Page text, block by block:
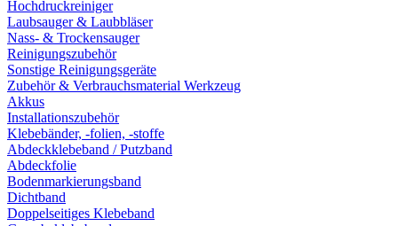
Hochdruckreiniger
Laubsauger & Laubbläser
Nass- & Trockensauger
Reinigungszubehör
Sonstige Reinigungsgeräte
Zubehör & Verbrauchsmaterial Werkzeug
Akkus
Installationszubehör
Klebebänder, -folien, -stoffe
Abdeckklebeband / Putzband
Abdeckfolie
Bodenmarkierungsband
Dichtband
Doppelseitiges Klebeband